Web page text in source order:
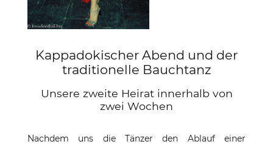
Kappadokischer Abend und der
traditionelle Bauchtanz
Unsere zweite Heirat innerhalb von
zwei Wochen
Nachdem uns die Tänzer den Ablauf einer